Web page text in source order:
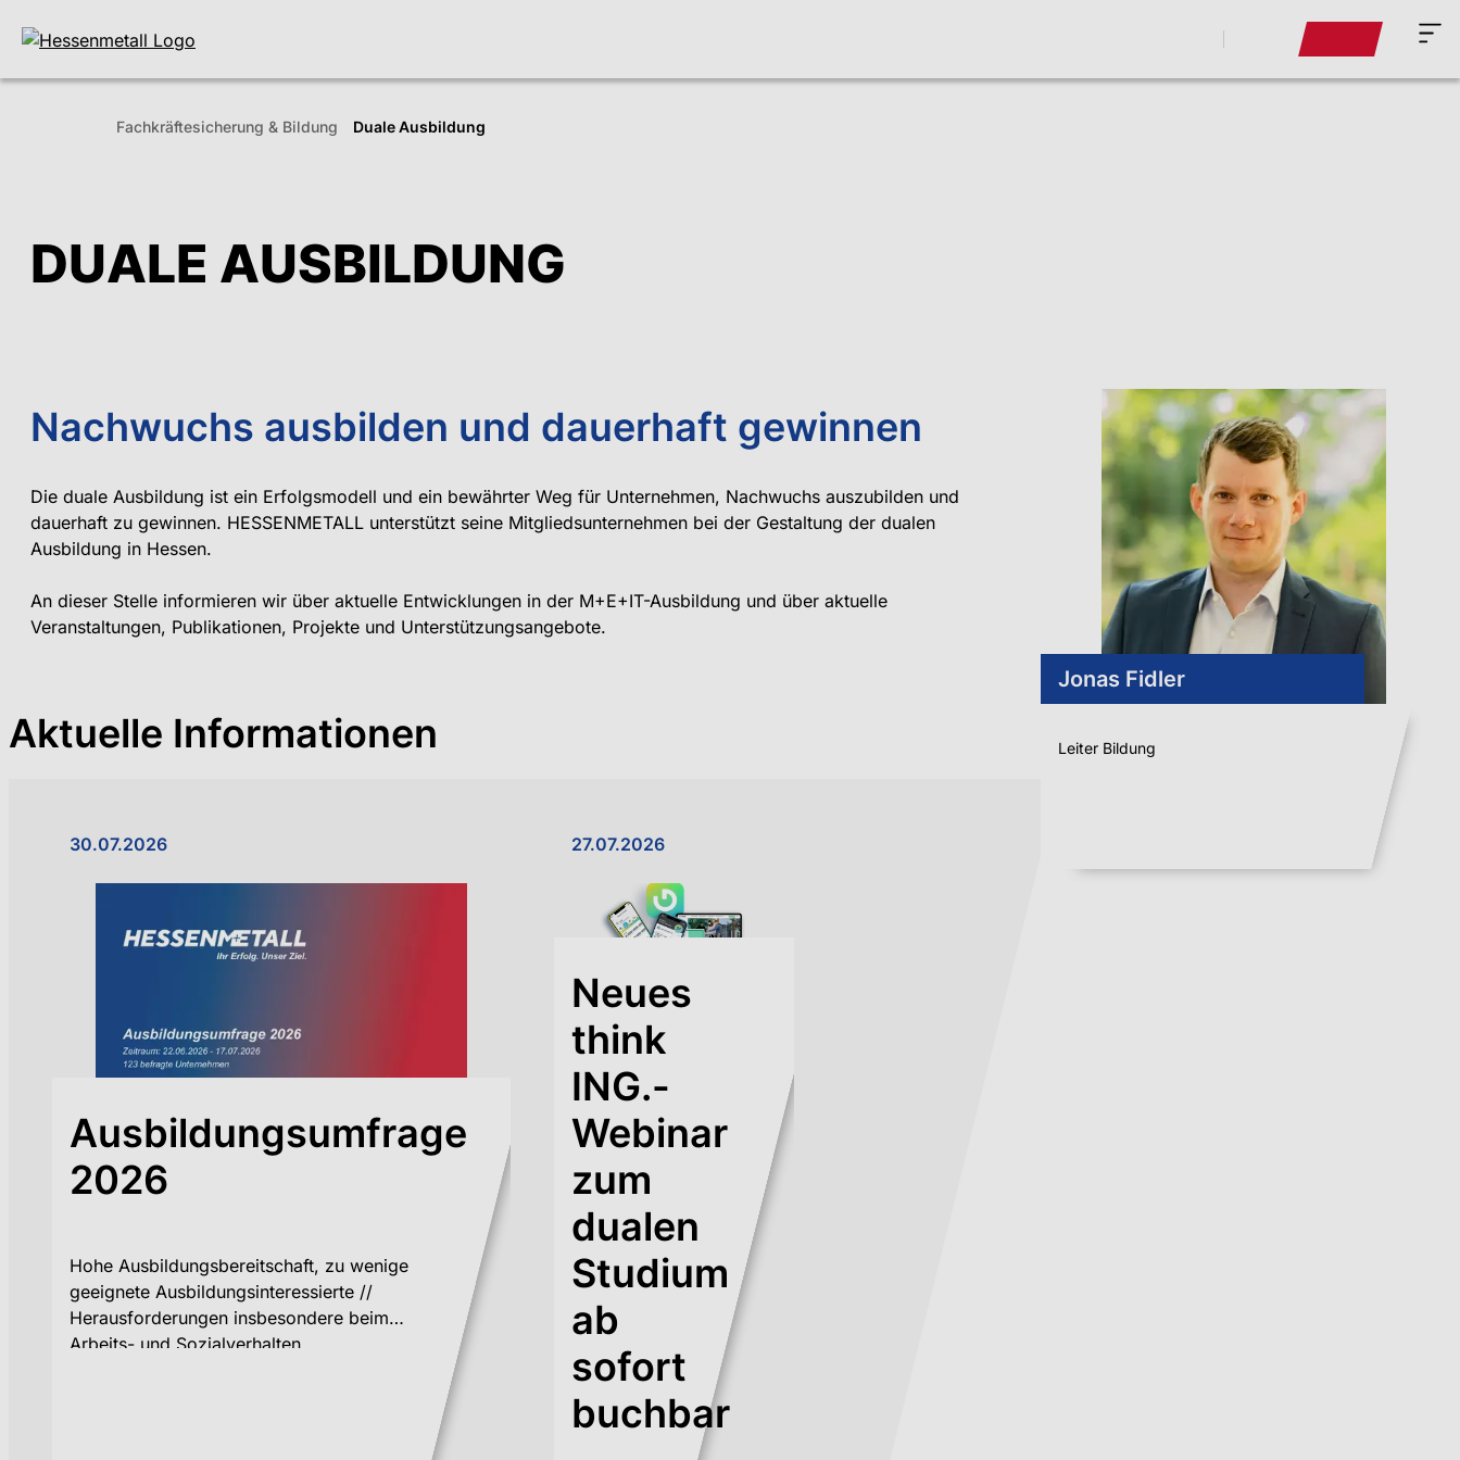
DUALE AUSBILDUNG
Nachwuchs ausbilden und dauerhaft gewinnen
Die duale Ausbildung ist ein Erfolgsmodell und ein bewährter Weg für Unternehmen, Nachwuchs auszubilden und
dauerhaft zu gewinnen. HESSENMETALL unterstützt seine Mitgliedsunternehmen bei der Gestaltung der dualen
Ausbildung in Hessen.
An dieser Stelle informieren wir über aktuelle Entwicklungen in der M+E+IT-Ausbildung und über aktuelle
Veranstaltungen, Publikationen, Projekte und Unterstützungsangebote.
Aktuelle Informationen
30.07.2026
Ausbildungsumfrage
2026
Hohe Ausbildungsbereitschaft, zu wenige
geeignete Ausbildungsinteressierte //
Herausforderungen insbesondere beim
Arbeits- und Sozialverhalten
27.07.2026
Neues
think
ING.-
Webinar
zum
dualen
Studium
ab
sofort
buchbar
Jonas Fidler
Leiter Bildung
Fachkräfte­sicherung & Bildung Duale Ausbildung